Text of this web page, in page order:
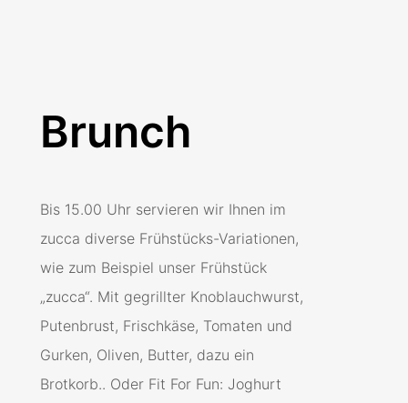
Brunch
Bis 15.00 Uhr servieren wir Ihnen im
zucca diverse Frühstücks-Variationen,
wie zum Beispiel unser Frühstück
„zucca“. Mit gegrillter Knoblauchwurst,
Putenbrust, Frischkäse, Tomaten und
Gurken, Oliven, Butter, dazu ein
Brotkorb.. Oder Fit For Fun: Joghurt